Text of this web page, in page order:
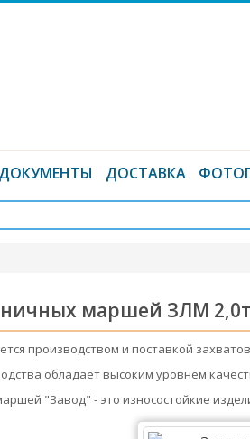
ДОКУМЕНТЫ ДОСТАВКА
маршей ЗЛМ
производством и поставкой
обладает высоким уровнем
"Завод" - это износостойкие